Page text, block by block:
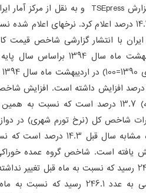
را 14.3 درصد اعلام کرد. نرخهای اعلام
ایران با انتشار گزارشی شاخص
0.5 درصد افزایش داشته است. افزایش
یافته است. شاخص گروه عمده
247.8 رسید که نسبت به ماه قبل
بررسی به عدد 246.1 رسید